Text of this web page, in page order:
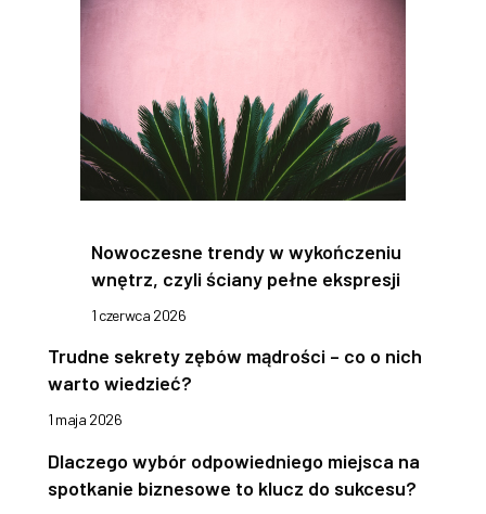
Nowoczesne trendy w wykończeniu
wnętrz, czyli ściany pełne ekspresji
1 czerwca 2026
Trudne sekrety zębów mądrości – co o nich
warto wiedzieć?
1 maja 2026
Dlaczego wybór odpowiedniego miejsca na
spotkanie biznesowe to klucz do sukcesu?